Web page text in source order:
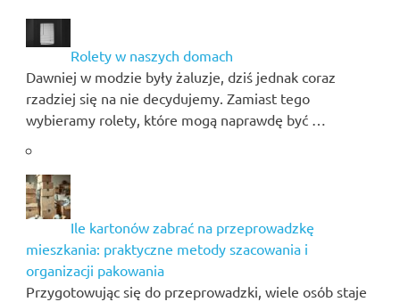
Rolety w naszych domach
Dawniej w modzie były żaluzje, dziś jednak coraz
rzadziej się na nie decydujemy. Zamiast tego
wybieramy rolety, które mogą naprawdę być …
Ile kartonów zabrać na przeprowadzkę
mieszkania: praktyczne metody szacowania i
organizacji pakowania
Przygotowując się do przeprowadzki, wiele osób staje